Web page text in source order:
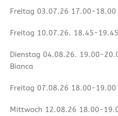
Freitag 03.07.26 17.00-
Freitag 10.07.26. 18.45-
Dienstag 04.08.26. 19.00-
Bianca
Freitag 07.08.26 18.00-19.00
Mittwoch 12.08.26 18.00-